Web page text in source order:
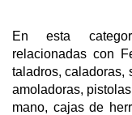
En esta
relacionadas con
taladros, caladoras,
amoladoras,
mano, cajas de